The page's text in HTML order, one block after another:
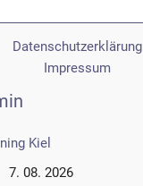
Datenschutzerklärung
Impressum
Kiel
7. 08. 2026